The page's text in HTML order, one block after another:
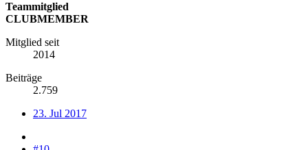
Teammitglied
CLUBMEMBER
Mitglied seit
2014
Beiträge
2.759
23. Jul 2017